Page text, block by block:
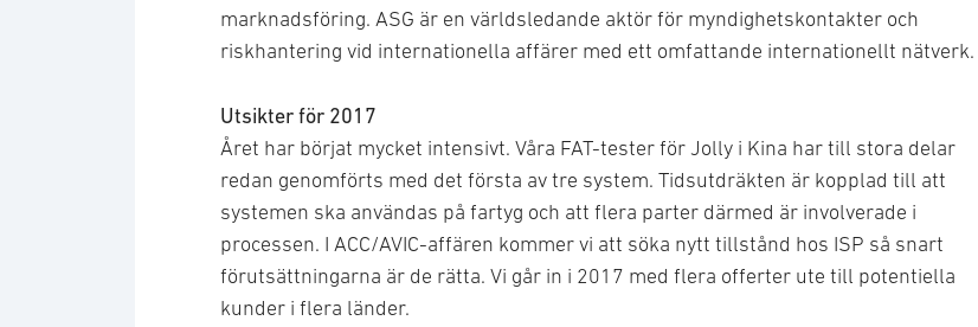
marknadsföring. ASG är en världsledande aktör för myndighetskontakter och
riskhantering vid internationella affärer med ett omfattande internationellt nätverk.
Utsikter för 2017
Året har börjat mycket intensivt. Våra FAT-tester för Jolly i Kina har till stora delar
redan genomförts med det första av tre system. Tidsutdräkten är kopplad till att
systemen ska användas på fartyg och att flera parter därmed är involverade i
processen. I ACC/AVIC-affären kommer vi att söka nytt tillstånd hos ISP så snart
förutsättningarna är de rätta. Vi går in i 2017 med flera offerter ute till potentiella
kunder i flera länder.